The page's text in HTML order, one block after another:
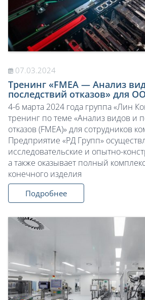
07.03.2024
Тренинг «FMEA — Анализ
последствий отказов» для
4-6 марта 2024 года группа «Лин
тренинг по теме «Анализ видов и
отказов (FMEA)» для сотрудников
Предприятие «РД Групп»
исследовательские и опытно-
а также оказывает полный
конечного изделия
Подробнее